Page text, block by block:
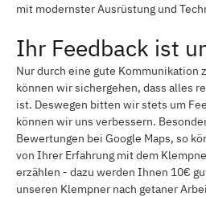
mit modernster Ausrüstung und
Ihr Feedback ist
Nur durch eine gute Kommunikation
können wir sichergehen, dass alles
ist. Deswegen bitten wir stets um
können wir uns verbessern.
Bewertungen bei Google Maps, so
von Ihrer Erfahrung mit dem
erzählen - dazu werden Ihnen 10€
unseren Klempner nach getaner